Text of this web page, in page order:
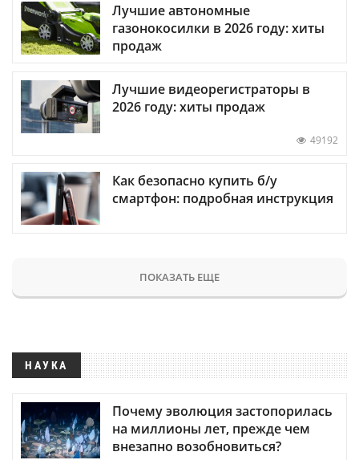
Лучшие автономные
газонокосилки в 2026 году: хиты
продаж
Лучшие видеорегистраторы в
2026 году: хиты продаж
49192
Как безопасно купить б/у
смартфон: подробная инструкция
ПОКАЗАТЬ ЕЩЕ
НАУКА
Почему эволюция застопорилась
на миллионы лет, прежде чем
внезапно возобновиться?